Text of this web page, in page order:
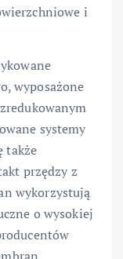
i
wyposażone
systemy
także
przędzy z
wykorzystują
o wysokiej